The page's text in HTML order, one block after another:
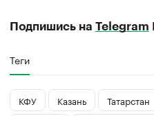
Подпишись на Telegram
Теги
КФУ Казань Татарстан